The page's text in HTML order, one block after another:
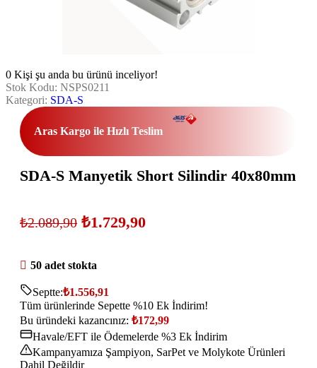
0 Kişi şu anda bu ürünü inceliyor!
Stok Kodu: NSPS0211
Kategori: SDA-S
Aras Kargo ile Hızlı Teslim
SDA-S Manyetik Short Silindir 40x80mm
₺2.089,90 ₺1.729,90
50 adet stokta
Septte:₺1.556,91
Tüm ürünlerinde Sepette %10 Ek İndirim!
Bu üründeki kazancınız: ₺172,99
Havale/EFT ile Ödemelerde %3 Ek İndirim
Kampanyamıza Şampiyon, SarPet ve Molykote Ürünleri
Dahil Değildir